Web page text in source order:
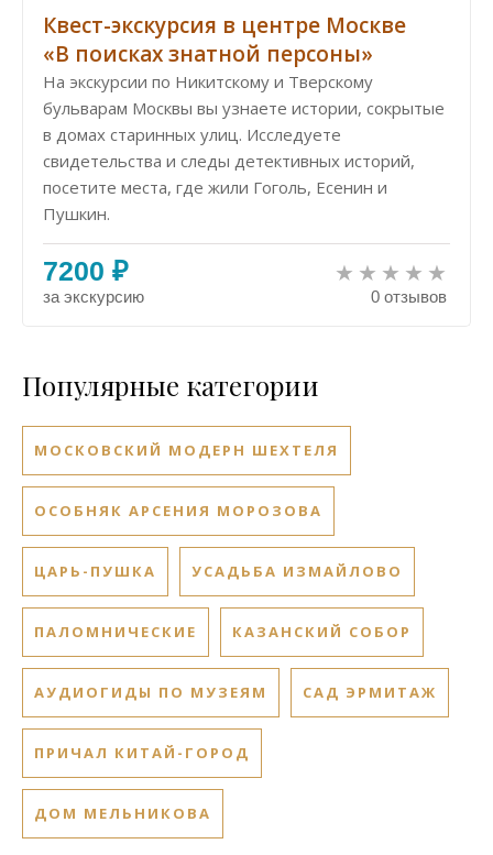
Квест-экскурсия в центре Москве
«В поисках знатной персоны»
На экскурсии по Никитскому и Тверскому
бульварам Москвы вы узнаете истории, сокрытые
в домах старинных улиц. Исследуете
свидетельства и следы детективных историй,
посетите места, где жили Гоголь, Есенин и
Пушкин.
7200 ₽
за экскурсию 0 отзывов
Популярные категории
МОСКОВСКИЙ МОДЕРН ШЕХТЕЛЯ
ОСОБНЯК АРСЕНИЯ МОРОЗОВА
ЦАРЬ-ПУШКА УСАДЬБА ИЗМАЙЛОВО
ПАЛОМНИЧЕСКИЕ КАЗАНСКИЙ СОБОР
АУДИОГИДЫ ПО МУЗЕЯМ САД ЭРМИТАЖ
ПРИЧАЛ КИТАЙ-ГОРОД
ДОМ МЕЛЬНИКОВА